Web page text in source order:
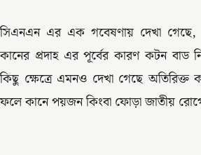
সিএনএন এর এক গবেষণায় দেখা
কানের প্রদাহ এর পূর্বের কারণ কটন বাড
কিছু ক্ষেত্রে এমনও দেখা গেছে অতিরিক্ত
ফলে কানে পয়জন কিংবা ফোড়া জাতীয়